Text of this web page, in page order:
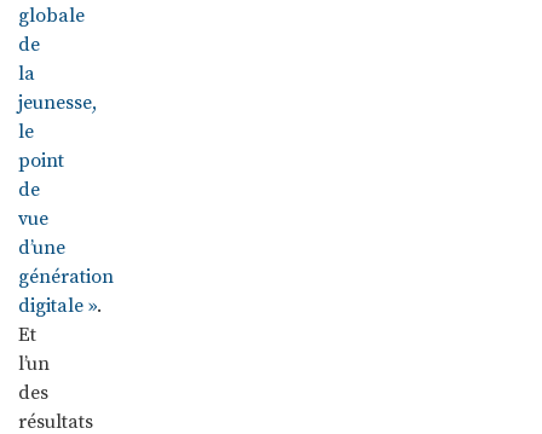
globale
de
la
jeunesse,
le
point
de
vue
d’une
génération
digitale ».
Et
l’un
des
résultats